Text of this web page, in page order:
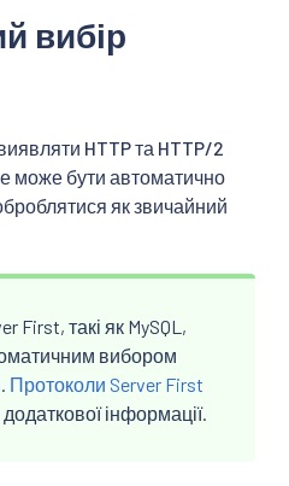
вибір
HTTP та HTTP/2
може бути автоматично
як звичайний
First, такі як MySQL,
вибором
Протоколи Server First
інформації.